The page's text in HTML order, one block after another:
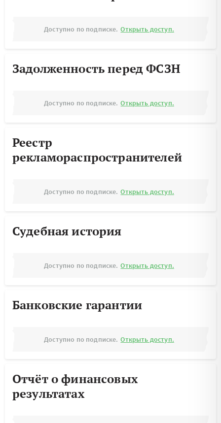
Доступно по подписке. Открыть доступ.
Задолженность перед ФСЗН
Доступно по подписке. Открыть доступ.
Реестр
рекламораспространителей
Доступно по подписке. Открыть доступ.
Судебная история
Доступно по подписке. Открыть доступ.
Банковские гарантии
Доступно по подписке. Открыть доступ.
Отчёт о финансовых
результатах